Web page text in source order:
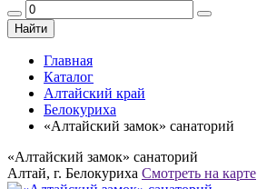
Найти
Главная
Каталог
Алтайский край
Белокуриха
«Алтайский замок» санаторий
«Алтайский замок» санаторий
Алтай, г. Белокуриха Смотреть на карте